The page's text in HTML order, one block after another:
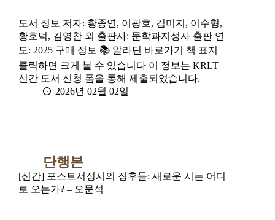
도서 정보 저자: 황종연, 이광호, 김미지, 이수형,
황호덕, 김영찬 외 출판사: 문학과지성사 출판 연
도: 2025 구매 정보 📚 알라딘 바로가기 책 표지
클릭하면 크게 볼 수 있습니다 이 정보는 KRLT
신간 도서 신청 폼을 통해 제출되었습니다.
2026년 02월 02일
단행본
[신간] 포스트서정시의 징후들: 새로운 시는 어디
로 오는가? – 오문석